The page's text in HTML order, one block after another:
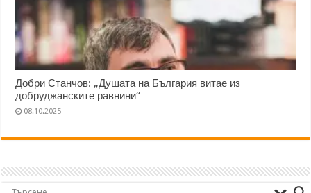
Добри Станчов: „Душата на България витае из
добруджанските равнини“
08.10.2025